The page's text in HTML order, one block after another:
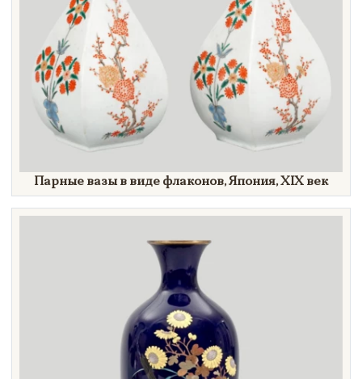
Парные вазы в виде флаконов, Япония,XIX век